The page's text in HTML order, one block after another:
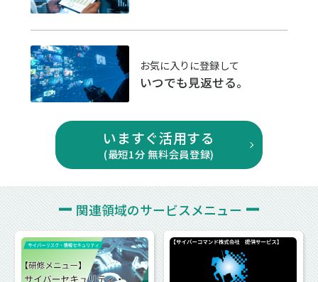
お気に入りに登録して
いつでも見返せる。
いますぐ活用する
(最短1分 無料会員登録)
関連領域のサービスメニュー